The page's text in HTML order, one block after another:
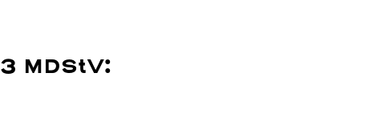
MDStV: